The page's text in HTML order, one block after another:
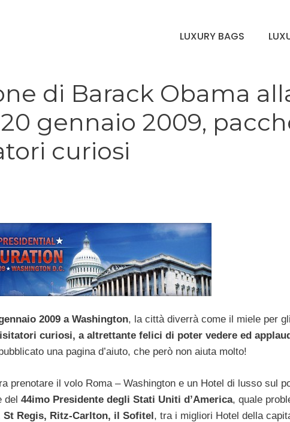
LUXURY BAGS
di Barack Obama
gennaio 2009,
curiosi
2009 a Washington, la città diverrà come il miele per
curiosi, a altrettante felici di poter vedere ed
una pagina d’aiuto, che però non aiuta molto!
prenotare il volo Roma – Washington e un Hotel di lusso sul
del 44imo Presidente degli Stati Uniti d’America, quale
St Regis, Ritz-Carlton, il Sofitel, tra i migliori Hotel della